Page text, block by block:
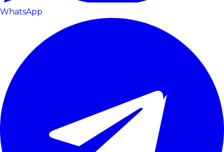
WhatsApp